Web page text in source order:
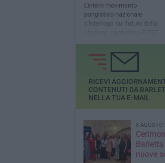
L'intero movimento
pongistico nazionale
s'interroga sul futuro della
RICEVI
CONTENUTI DA
NELLA TUA E-MAIL
8 AGOSTO
nuove